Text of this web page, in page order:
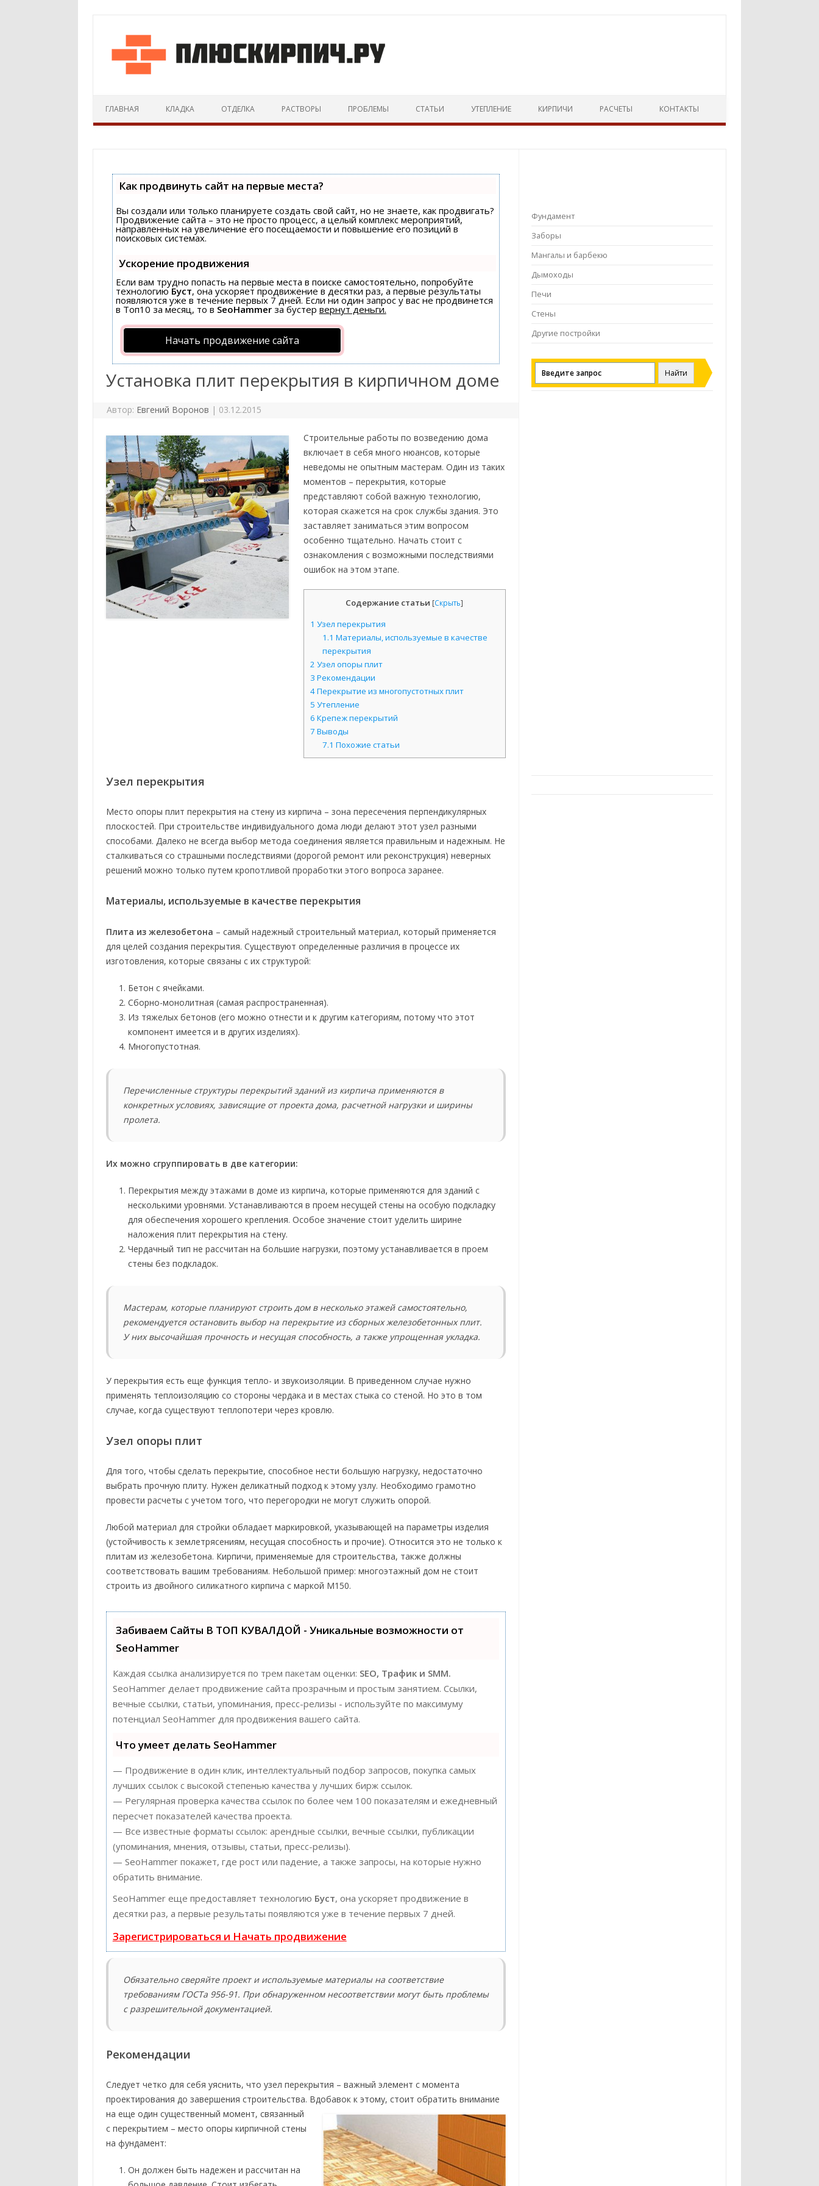
ГЛАВНАЯ КЛАДКА ОТДЕЛКА РАСТВОРЫ ПРОБЛЕМЫ СТАТЬИ УТЕПЛЕНИЕ КИРПИЧИ РАСЧЕТЫ КОНТАКТЫ
Как продвинуть сайт на первые места?
Вы создали или только планируете создать свой сайт, но не знаете, как продвигать?
Продвижение сайта – это не просто процесс, а целый комплекс мероприятий,
направленных на увеличение его посещаемости и повышение его позиций в
поисковых системах.
Ускорение продвижения
Если вам трудно попасть на первые места в поиске самостоятельно, попробуйте
технологию Буст, она ускоряет продвижение в десятки раз, а первые результаты
появляются уже в течение первых 7 дней. Если ни один запрос у вас не продвинется
в Топ10 за месяц, то в SeoHammerза бустер вернут деньги.
Начать продвижение сайта
Установка плит перекрытия в кирпичном доме
Автор: Евгений Воронов | 03.12.2015
Строительные работы по возведению дома
включает в себя много нюансов, которые
неведомы не опытным мастерам. Один из таких
моментов – перекрытия, которые
представляют собой важную технологию,
которая скажется на срок службы здания. Это
заставляет заниматься этим вопросом
особенно тщательно. Начать стоит с
ознакомления с возможными последствиями
ошибок на этом этапе.
Содержание статьи [Скрыть]
1 Узел перекрытия
1.1 Материалы, используемые в качестве
перекрытия
2 Узел опоры плит
3 Рекомендации
4Перекрытие из многопустотных плит
5 Утепление
6 Крепеж перекрытий
7 Выводы
7.1 Похожие статьи
Узел перекрытия
Место опоры плит перекрытия на стену из кирпича – зона пересечения перпендикулярных
плоскостей. При строительстве индивидуального дома люди делают этот узел разными
способами. Далеко не всегда выбор метода соединения является правильным и надежным. Не
сталкиваться со страшными последствиями (дорогой ремонт или реконструкция) неверных
решений можно только путем кропотливой проработки этого вопроса заранее.
Материалы, используемые в качестве перекрытия
Плита из железобетона – самый надежный строительный материал, который применяется
для целей создания перекрытия. Существуют определенные различия в процессе их
изготовления, которые связаны с их структурой:
Бетон с ячейками.
Сборно-монолитная (самая распространенная).
Из тяжелых бетонов (его можно отнести и к другим категориям, потому что этот
компонент имеется и в других изделиях).
Многопустотная.
Перечисленные структуры перекрытий зданий из кирпича применяются в
конкретных условиях, зависящие от проекта дома, расчетной нагрузки и ширины
пролета.
Их можно сгруппировать в две категории:
Перекрытия между этажами в доме из кирпича, которые применяются для зданий с
несколькими уровнями. Устанавливаются в проем несущей стены на особую подкладку
для обеспечения хорошего крепления. Особое значение стоит уделить ширине
наложения плит перекрытия на стену.
Чердачный тип не рассчитан на большие нагрузки, поэтому устанавливается в проем
стены без подкладок.
Мастерам, которые планируют строить дом в несколько этажей самостоятельно,
рекомендуется остановить выбор на перекрытие из сборных железобетонных плит.
У них высочайшая прочность и несущая способность, а также упрощенная укладка.
У перекрытия есть еще функция тепло- и звукоизоляции. В приведенном случае нужно
применять теплоизоляцию со стороны чердака и в местах стыка со стеной. Но это в том
случае, когда существуют теплопотери через кровлю.
Узел опоры плит
Для того, чтобы сделать перекрытие, способное нести большую нагрузку, недостаточно
выбрать прочную плиту. Нужен деликатный подход к этому узлу. Необходимо грамотно
провести расчеты с учетом того, что перегородки не могут служить опорой.
Любой материал для стройки обладает маркировкой, указывающей на параметры изделия
(устойчивость к землетрясениям, несущая способность и прочие). Относится это не только к
плитам из железобетона. Кирпичи, применяемые для строительства, также должны
соответствовать вашим требованиям. Небольшой пример: многоэтажный дом не стоит
строить из двойного силикатного кирпича с маркой М150.
Забиваем Сайты В ТОП КУВАЛДОЙ - Уникальные возможности от
SeoHammer
Каждая ссылка анализируется по трем пакетам оценки: SEO, Трафик и SMM.
SeoHammer делает продвижение сайта прозрачным и простым занятием. Ссылки,
вечные ссылки, статьи, упоминания, пресс-релизы - используйте по максимуму
потенциал SeoHammer для продвижения вашего сайта.
Что умеет делать SeoHammer
— Продвижение в один клик, интеллектуальный подбор запросов, покупка самых
лучших ссылок с высокой степенью качества у лучших бирж ссылок.
— Регулярная проверка качества ссылок по более чем 100 показателям и ежедневный
пересчет показателей качества проекта.
— Все известные форматы ссылок: арендные ссылки, вечные ссылки, публикации
(упоминания, мнения, отзывы, статьи, пресс-релизы).
— SeoHammer покажет, где рост или падение, а также запросы, на которые нужно
обратить внимание.
SeoHammer еще предоставляет технологию Буст, она ускоряет продвижение в
десятки раз, а первые результаты появляются уже в течение первых 7 дней.
Зарегистрироваться и Начать продвижение
Обязательно сверяйте проект и используемые материалы на соответствие
требованиям ГОСТа 956-91. При обнаруженном несоответствии могут быть проблемы
с разрешительной документацией.
Рекомендации
Следует четко для себя уяснить, что узел перекрытия – важный элемент с момента
проектирования до завершения строительства. Вдобавок к этому, стоит обратить внимание
на еще один существенный момент, связанный
с перекрытием – место опоры кирпичной стены
на фундамент:
Он должен быть надежен и рассчитан на
Фундамент
Заборы
Мангалы и барбекю
Дымоходы
Печи
Стены
Другие постройки